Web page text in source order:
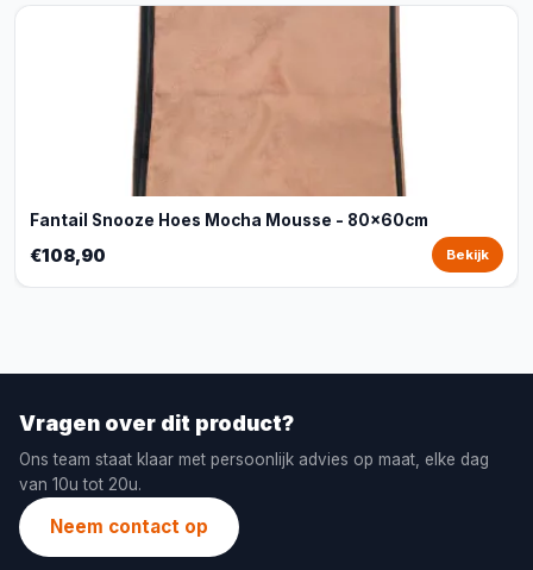
Fantail Snooze Hoes Mocha Mousse - 80x60cm
€108,90 Bekijk
Vragen over dit product?
Ons team staat klaar met persoonlijk advies op maat, elke dag
van 10u tot 20u.
Neem contact op